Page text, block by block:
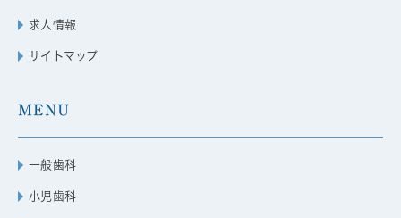
求人情報
サイトマップ
MENU
一般歯科
小児歯科